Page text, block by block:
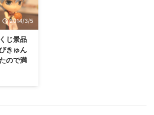
かってるけ
のひらの腹
、誤動作し
。
statu
夕方は
2014/3/5
じ景品
きゅん
ので満